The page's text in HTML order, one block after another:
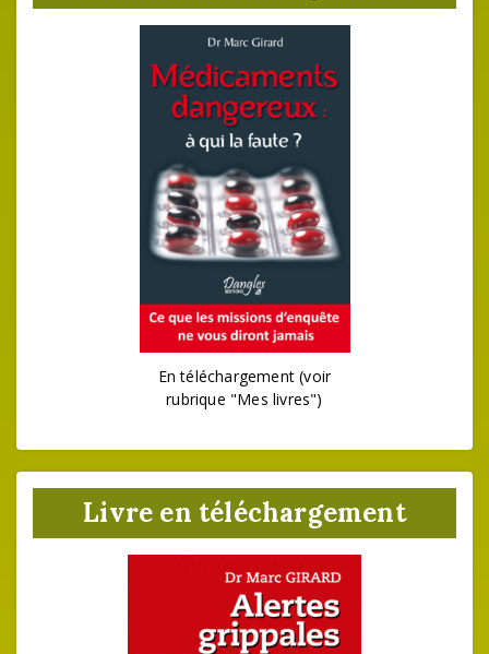
En téléchargement (voir
rubrique "Mes livres")
Livre en téléchargement